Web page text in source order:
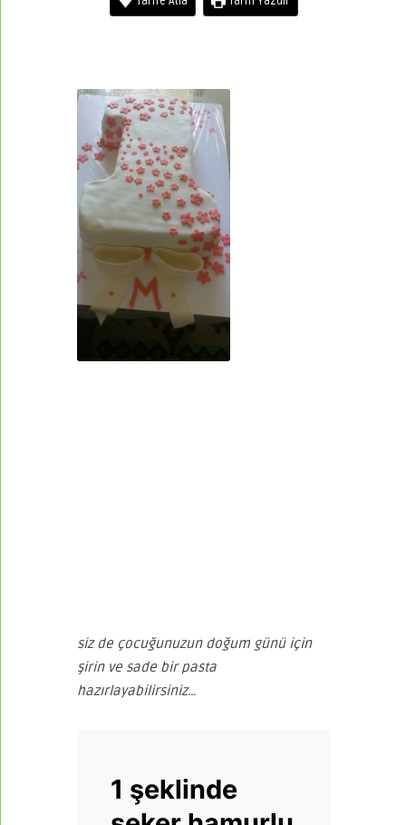
siz de çocuğunuzun doğum günü için
şirin ve sade bir pasta
hazırlayabilirsiniz…
1 şeklinde